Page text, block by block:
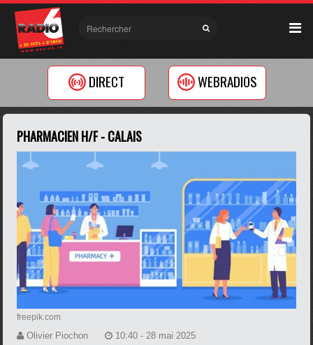
DIRECT WEBRADIOS
PHARMACIEN H/F - CALAIS
freepik.com
Olivier Piochon 10:40 - 28 mai 2025